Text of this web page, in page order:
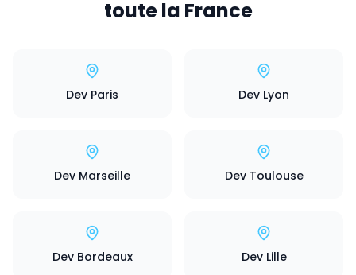
toute la France
Dev Paris Dev Lyon
Dev Marseille Dev Toulouse
Dev Bordeaux Dev Lille